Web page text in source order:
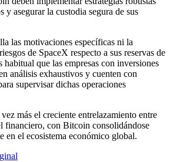
y asegurar la custodia segura de sus
las motivaciones específicas ni la
de SpaceX respecto a sus reservas de
que las empresas con inversiones
análisis exhaustivos y cuenten con
supervisar dichas operaciones
más el creciente entrelazamiento entre
financiero, con Bitcoin consolidándose
en el ecosistema económico global.